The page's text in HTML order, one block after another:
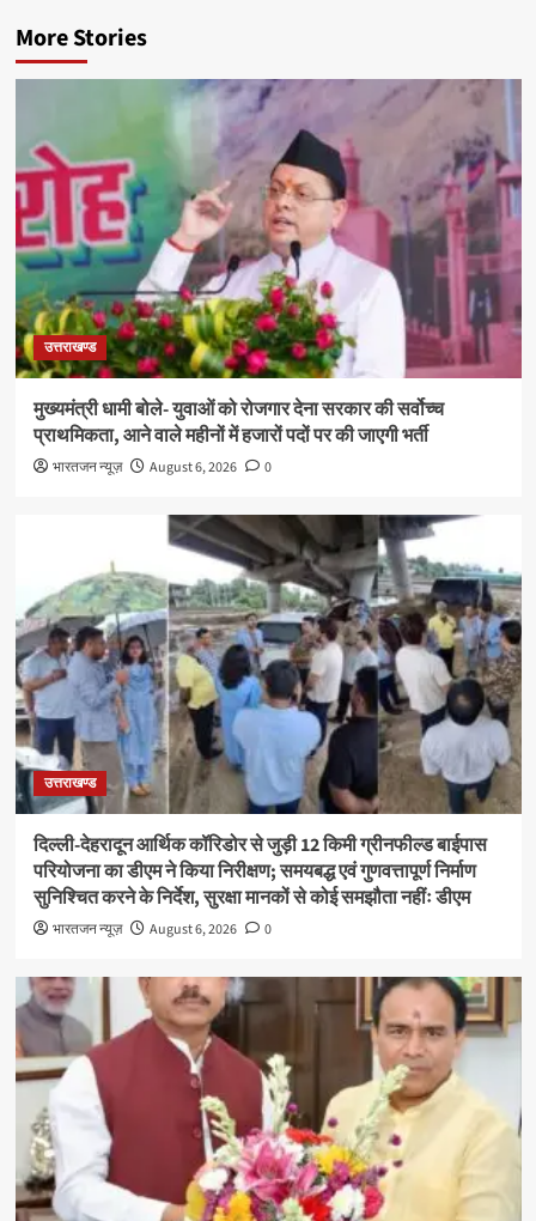
More Stories
उत्तराखण्ड
मुख्यमंत्री धामी बोले- युवाओं को रोजगार देना सरकार की सर्वोच्च
प्राथमिकता, आने वाले महीनों में हजारों पदों पर की जाएगी भर्ती
भारतजन न्यूज़ August 6, 2026 0
उत्तराखण्ड
दिल्ली-देहरादून आर्थिक कॉरिडोर से जुड़ी 12 किमी ग्रीनफील्ड बाईपास
परियोजना का डीएम ने किया निरीक्षण; समयबद्ध एवं गुणवत्तापूर्ण निर्माण
सुनिश्चित करने के निर्देश, सुरक्षा मानकों से कोई समझौता नहींः डीएम
भारतजन न्यूज़ August 6, 2026 0